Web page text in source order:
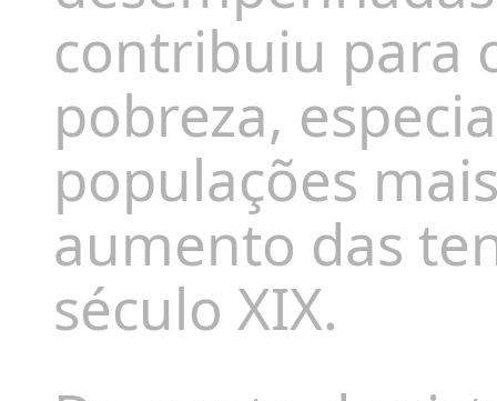
contribuiu para
pobreza,
populações
aumento das
século XIX.